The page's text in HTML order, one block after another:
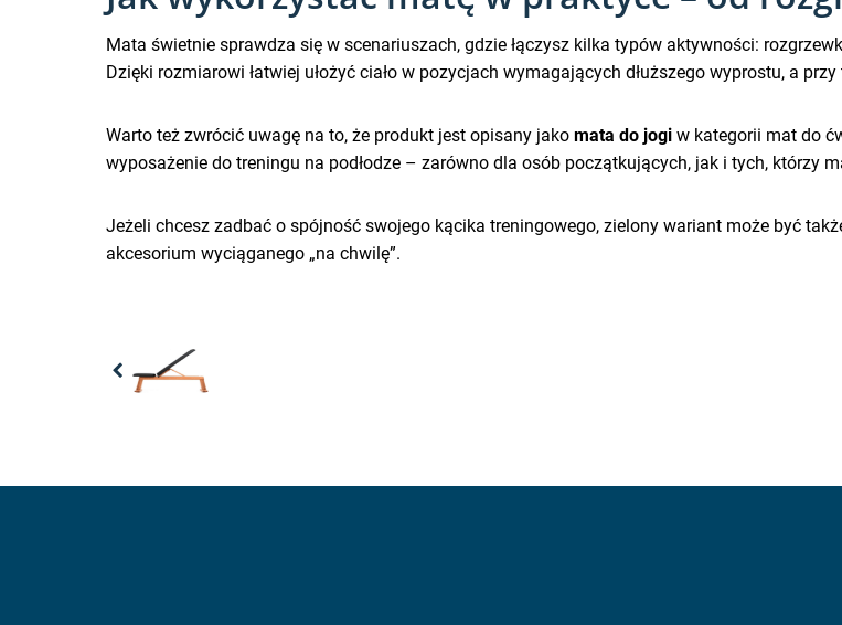
Mata świetnie sprawdza się w scenariuszach, gdzie łączysz kilka typów aktywności:
Dzięki rozmiarowi łatwiej ułożyć ciało w pozycjach wymagających dłuższego wyprostu, a
Warto też zwrócić uwagę na to, że produkt jest opisany jako mata do jogi w kategorii mat do
wyposażenie do treningu na podłodze – zarówno dla osób początkujących, jak i tych, którzy
Jeżeli chcesz zadbać o spójność swojego kącika treningowego, zielony wariant może być
akcesorium wyciąganego „na chwilę”.